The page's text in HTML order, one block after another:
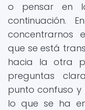
o pensar en
continuación.
concentrarnos
que se está
hacia la otra
preguntas
punto confuso
lo que se ha